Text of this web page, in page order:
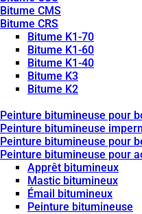
Bitume CMS
Bitume CRS
Bitume K1-70
Bitume K1-60
Bitume K1-40
Bitume K3
Bitume K2
Peinture bitumineuse pour
Peinture bitumineuse
Peinture bitumineuse pour
Peinture bitumineuse pour
Apprêt bitumineux
Mastic bitumineux
Émail bitumineux
Peinture bitumineuse